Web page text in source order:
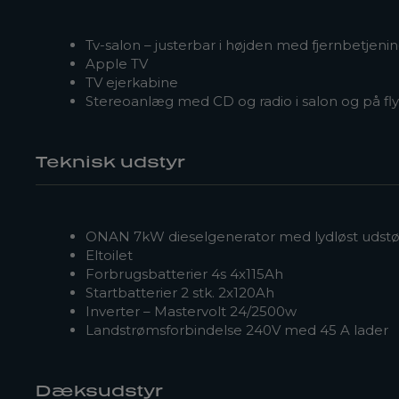
Tv-salon – justerbar i højden med
Apple TV
TV ejerkabine
Stereoanlæg med CD og radio i salon og på
Teknisk udstyr
ONAN 7kW dieselgenerator med lydløst
Eltoilet
Forbrugsbatterier 4s 4x115Ah
Startbatterier 2 stk. 2x120Ah
Inverter – Mastervolt 24/2500w
Landstrømsforbindelse 240V med 45 A lader
Dæksudstyr